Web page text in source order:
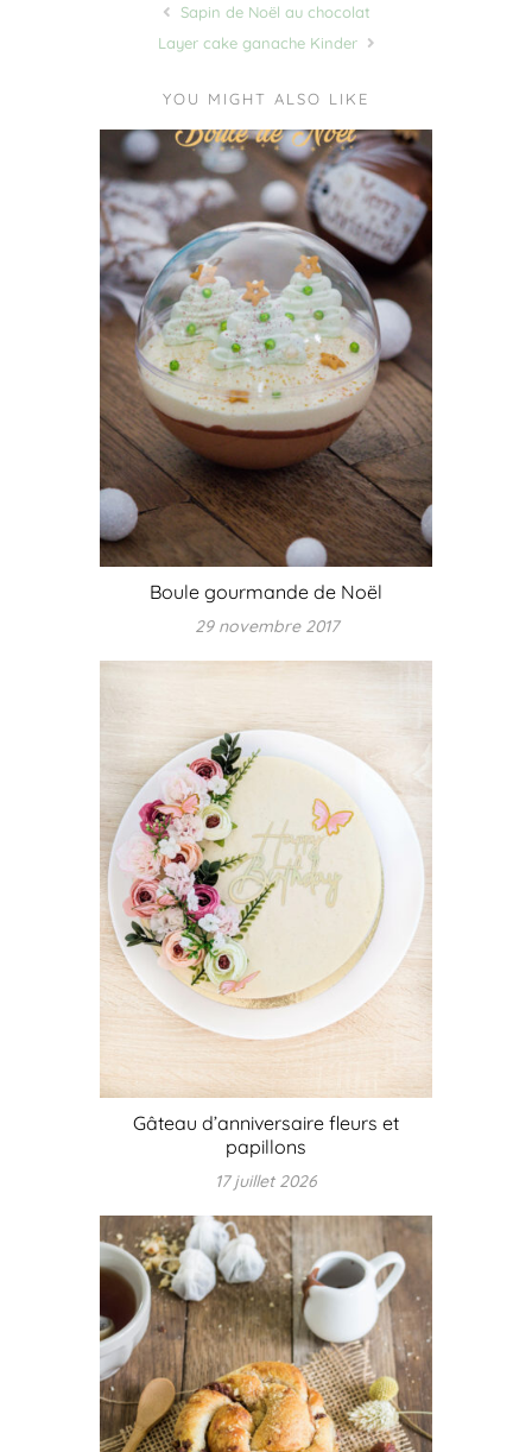
Sapin de Noël au chocolat
Layer cake ganache Kinder
YOU MIGHT ALSO LIKE
Boule gourmande de Noël
29 novembre 2017
Gâteau d’anniversaire fleurs et
papillons
17 juillet 2026